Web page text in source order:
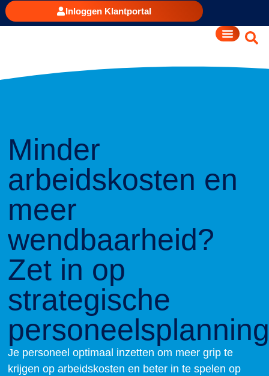
Inloggen Klantportal
Minder
arbeidskosten en
meer
wendbaarheid?
Zet in op
strategische
Je personeel optimaal inzetten om meer grip te
krijgen op arbeidskosten en beter in te spelen op